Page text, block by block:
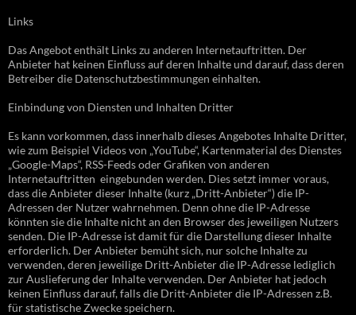
Links
Das Angebot enthält Links zu anderen Internetauftritten. Der
Anbieter hat keinen Einfluss auf deren Inhalte und darauf, dass deren
Betreiber die Datenschutzbestimmungen einhalten.
Einbindung von Diensten und Inhalten Dritter
Es kann vorkommen, dass innerhalb dieses Angebotes Inhalte Dritter,
wie zum Beispiel Videos von „YouTube“, Kartenmaterial des Dienstes
„Google-Maps“, RSS-Feeds oder Grafiken von anderen
Internetauftritten eingebunden werden. Dies setzt immer voraus,
dass die Anbieter dieser Inhalte (kurz „Dritt-Anbieter“) die IP-
Adressen der Nutzer wahrnehmen. Denn ohne die IP-Adresse
könnten sie die Inhalte nicht an den Browser des jeweiligen Nutzers
senden. Die IP-Adresse ist damit für die Darstellung dieser Inhalte
erforderlich. Der Anbieter bemüht sich, nur solche Inhalte zu
verwenden, deren jeweilige Dritt-Anbieter die IP-Adresse lediglich
zur Auslieferung der Inhalte verwenden. Der Anbieter hat jedoch
keinen Einfluss darauf, falls die Dritt-Anbieter die IP-Adressen z.B.
für statistische Zwecke speichern.